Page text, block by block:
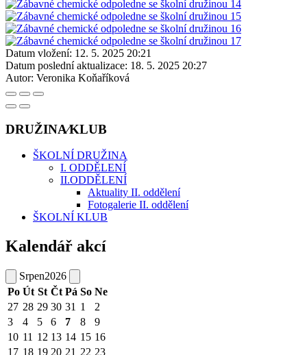
Datum vložení: 12. 5. 2025 20:21
Datum poslední aktualizace: 18. 5. 2025 20:27
Autor: Veronika Koňaříková
DRUŽINA⁄KLUB
ŠKOLNÍ DRUŽINA
I. ODDĚLENÍ
II.ODDĚLENÍ
Aktuality II. oddělení
Fotogalerie II. oddělení
ŠKOLNÍ KLUB
Kalendář akcí
Srpen2026
Po Út St Čt Pá So Ne
27 28 29 30 31 1
2
3
4 5 6 7 8
9
10 11 12 13 14 15 16
17 18 19 20 21 22 23